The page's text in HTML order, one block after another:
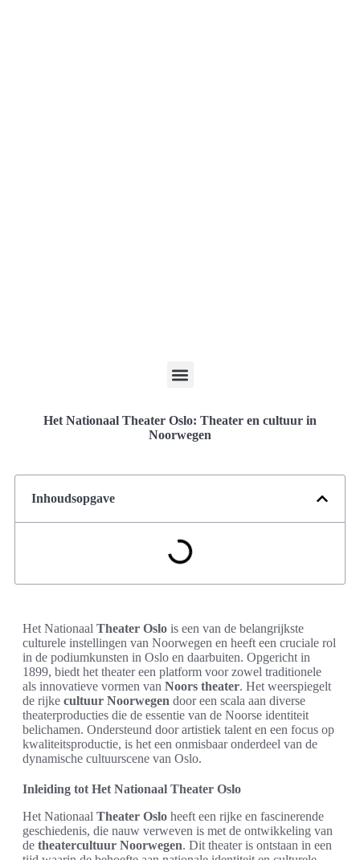
Het Nationaal Theater Oslo: Theater en cultuur in
Noorwegen
Inhoudsopgave
Het Nationaal Theater Oslo is een van de belangrijkste
culturele instellingen van Noorwegen en heeft een cruciale rol
in de podiumkunsten in Oslo en daarbuiten. Opgericht in
1899, biedt het theater een platform voor zowel traditionele
als innovatieve vormen van Noors theater. Het weerspiegelt
de rijke cultuur Noorwegen door een scala aan diverse
theaterproducties die de essentie van de Noorse identiteit
belichamen. Ondersteund door artistiek talent en een focus op
kwaliteitsproductie, is het een onmisbaar onderdeel van de
dynamische cultuurscene van Oslo.
Inleiding tot Het Nationaal Theater Oslo
Het Nationaal Theater Oslo heeft een rijke en fascinerende
geschiedenis, die nauw verweven is met de ontwikkeling van
de theatercultuur Noorwegen. Dit theater is ontstaan in een